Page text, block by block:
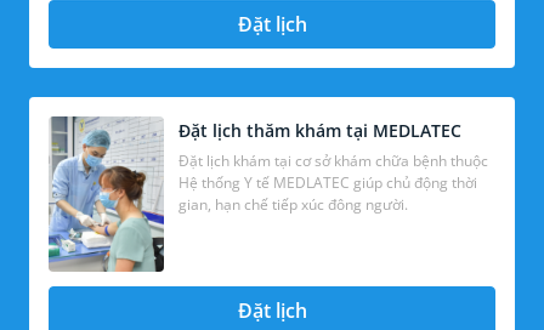
Đặt lịch
Đặt lịch thăm khám tại MEDLATEC
Đặt lịch khám tại cơ sở khám chữa bệnh thuộc
Hệ thống Y tế MEDLATEC giúp chủ động thời
gian, hạn chế tiếp xúc đông người.
Đặt lịch